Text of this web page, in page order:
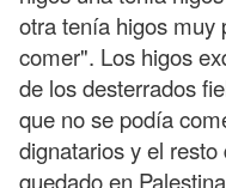
otra tenía higos muy
comer". Los higos
de los desterrados
que no se podía
dignatarios y el
quedado en